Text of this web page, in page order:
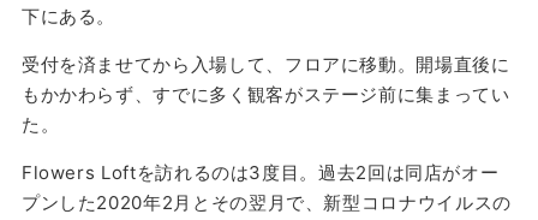
下にある。
受付を済ませてから入場して、フロアに移動。開場直後に
もかかわらず、すでに多く観客がステージ前に集まってい
た。
Flowers Loftを訪れるのは3度目。過去2回は同店がオー
プンした2020年2月とその翌月で、新型コロナウイルスの